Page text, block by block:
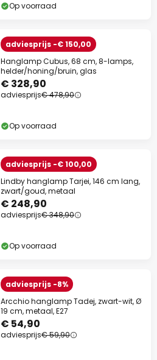
Op voorraad
adviesprijs -€ 150,00
Hanglamp Cubus, 68 cm, 8-lamps,
helder/honing/bruin, glas
€ 328,90
adviesprijs€ 478,90
Op voorraad
adviesprijs -€ 100,00
Lindby hanglamp Tarjei, 146 cm lang,
zwart/goud, metaal
€ 248,90
adviesprijs€ 348,90
Op voorraad
adviesprijs -8%
Arcchio hanglamp Tadej, zwart-wit, Ø
19 cm, metaal, E27
€ 54,90
adviesprijs€ 59,90